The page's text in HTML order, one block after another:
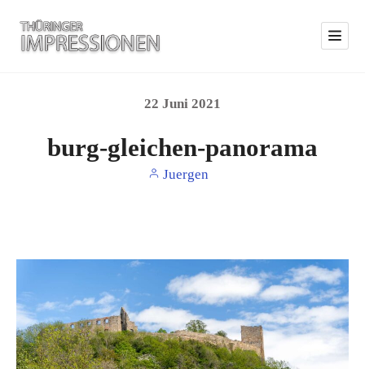
22 Juni 2021
burg-gleichen-panorama
Juergen